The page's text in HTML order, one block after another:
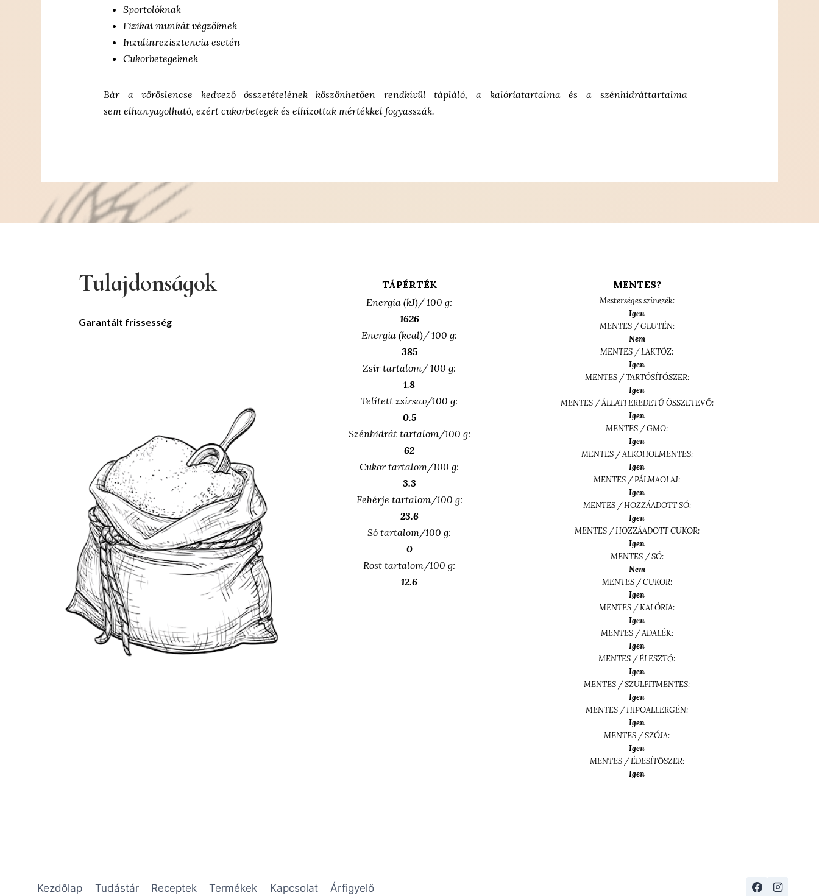
Sportolóknak
Fizikai munkát végzőknek
Inzulinrezisztencia esetén
Cukorbetegeknek
Bár a vöröslencse kedvező összetételének köszönhetően rendkívül tápláló, a kalóriatartalma és a szénhidráttartalma
sem elhanyagolható, ezért cukorbetegek és elhízottak mértékkel fogyasszák.
Tulajdonságok
Garantált frissesség
TÁPÉRTÉK
Energia (kJ)/ 100 g:
1626
Energia (kcal)/ 100 g:
385
Zsír tartalom/ 100 g:
1.8
Telített zsírsav/100 g:
0.5
Szénhidrát tartalom/100 g:
62
Cukor tartalom/100 g:
3.3
Fehérje tartalom/100 g:
23.6
Só tartalom/100 g:
0
Rost tartalom/100 g:
12.6
MENTES?
Mesterséges színezék:
Igen
MENTES / GLUTÉN:
Nem
MENTES / LAKTÓZ:
Igen
MENTES / TARTÓSÍTÓSZER:
Igen
MENTES / ÁLLATI EREDETŰ ÖSSZETEVŐ:
Igen
MENTES / GMO:
Igen
MENTES / ALKOHOLMENTES:
Igen
MENTES / PÁLMAOLAJ:
Igen
MENTES / HOZZÁADOTT SÓ:
Igen
MENTES / HOZZÁADOTT CUKOR:
Igen
MENTES / SÓ:
Nem
MENTES / CUKOR:
Igen
MENTES / KALÓRIA:
Igen
MENTES / ADALÉK:
Igen
MENTES / ÉLESZTŐ:
Igen
MENTES / SZULFITMENTES:
Igen
MENTES / HIPOALLERGÉN:
Igen
MENTES / SZÓJA:
Igen
MENTES / ÉDESÍTŐSZER:
Igen
Kezdőlap Tudástár Receptek Termékek Kapcsolat Árfigyelő